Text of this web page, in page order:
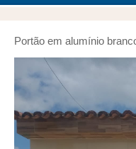
Portão em alumínio